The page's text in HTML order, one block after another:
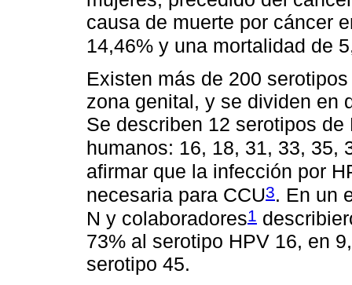
causa de muerte por cáncer
14,46% y una mortalidad de
Existen más de 200
zona genital, y se dividen en
Se describen 12 serotipos
humanos: 16, 18, 31, 33, 35,
afirmar que la infección por
necesaria para CCU3. En un
N y colaboradores1
73% al serotipo HPV 16, en
serotipo 45.